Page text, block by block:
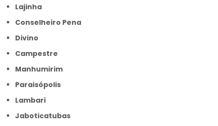
Lajinha
Conselheiro Pena
Divino
Campestre
Manhumirim
Paraisópolis
Lambari
Jaboticatubas